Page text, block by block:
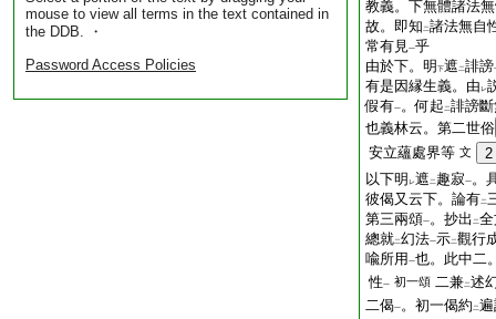
mouse to view all terms in the text contained in
the DDB. ・
Password Access Policies
教義。下無體諸法
故。即知 二諸法無自
常有見一乎
由於下。明 下遮 二誹謗
有是因縁生義。由 レ
假有一。何起 二誹謗
也義林云。第二世俗
安立蘊處界等 文
2
以下明 レ遮 二 趣寂一。
彼偈又云下。論有二
第三兩頌一。抄出 二
總就二幻法一示二觀行
喩所用 一也。此中二
性一 初一頌 二兼二述
二偈一。初一偈約 二